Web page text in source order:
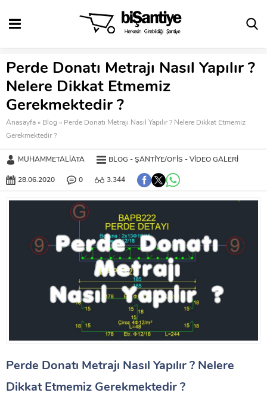
Perde Donatı Metrajı Nasıl Yapılır ?
Nelere Dikkat Etmemiz
Gerekmektedir ?
Anasayfa » Blog » Perde Donatı Metrajı Nasıl Yapılır ? Nelere Dikkat Etmemiz
Gerekmektedir ?
MUHAMMETALIATA BLOG ŞANTIYE/OFIS VIDEO GALERI
28.06.2020 0 3.344
Perde Donatı Metrajı Nasıl Yapılır ? Nelere
Dikkat Etmemiz Gerekmektedir ?